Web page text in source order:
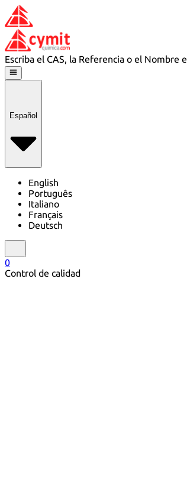
Escriba el CAS, la Referencia o el Nombre
Español
English
Português
Italiano
Français
Deutsch
0
Control de calidad